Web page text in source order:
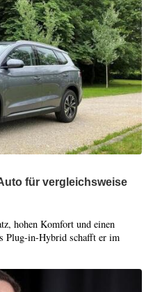
für vergleichsweise
hohen Komfort und einen
Plug-in-Hybrid schafft er im